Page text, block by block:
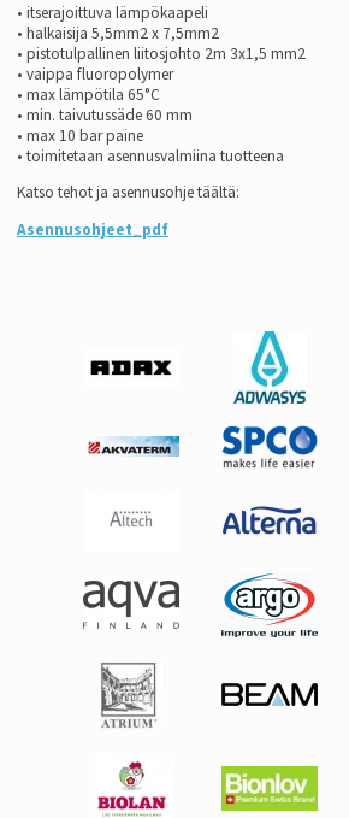
• itserajoittuva lämpökaapeli
• halkaisija 5,5mm2 x 7,5mm2
• pistotulpallinen liitosjohto 2m 3x1,5 mm2
• vaippa fluoropolymer
• max lämpötila 65°C
• min. taivutussäde 60 mm
• max 10 bar paine
• toimitetaan asennusvalmiina tuotteena
Katso tehot ja asennusohje täältä:
Asennusohjeet_pdf